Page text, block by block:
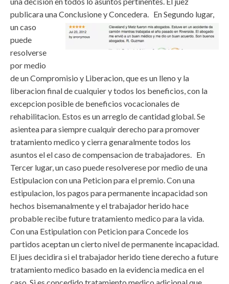
publicara una Conclusione y Concedera. En Segundo lugar,
un caso
puede
resolverse
por medio
de un Compromisio y Liberacion, que es un lleno y la
liberacion final de cualquier y todos los beneficios, con la
excepcion posible de beneficios vocacionales de
rehabilitacion. Estos es un arreglo de cantidad global. Se
asientea para siempre cualquir derecho para promover
tratamiento medico y cierra genaralmente todos los
asuntos el el caso de compensacion de trabajadores. En
Tercer lugar, un caso puede resolverese por medio de una
Estipulacion con una Peticion para el premio. Con una
estipulacion, los pagos para permanente incapacidad son
hechos bisemanalmente y el trabajador herido hace
probable recibe future tratamiento medico para la vida.
Con una Estipulation con Peticion para Concede los
partidos aceptan un cierto nivel de permanente incapacidad.
El jues decidira si el trabajador herido tiene derecho a future
tratamiento medico basado en la evidencia medica en el
caso. Si es concedido tratamiento medico adicional que